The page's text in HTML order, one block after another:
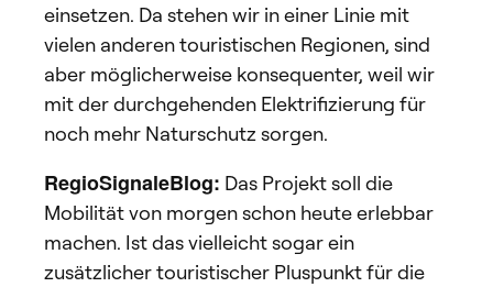
einsetzen. Da stehen wir in einer Linie mit
vielen anderen touristischen Regionen, sind
aber möglicherweise konsequenter, weil wir
mit der durchgehenden Elektrifizierung für
noch mehr Naturschutz sorgen.
RegioSignaleBlog: Das Projekt soll die
Mobilität von morgen schon heute erlebbar
machen. Ist das vielleicht sogar ein
zusätzlicher touristischer Pluspunkt für die